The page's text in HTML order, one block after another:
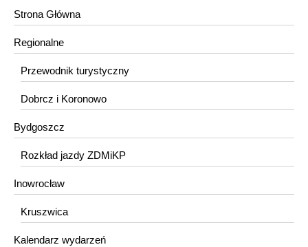
Strona Główna
Regionalne
Przewodnik turystyczny
Dobrcz i Koronowo
Bydgoszcz
Rozkład jazdy ZDMiKP
Inowrocław
Kruszwica
Kalendarz wydarzeń